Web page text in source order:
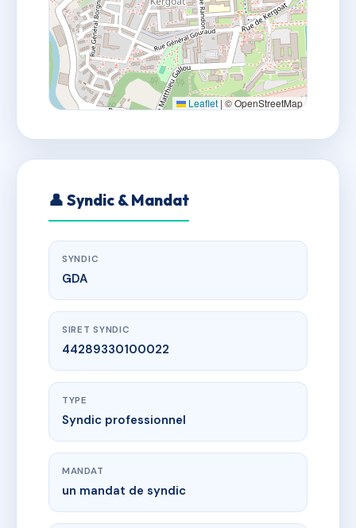
Leaflet | © OpenStreetMap
👤 Syndic & Mandat
SYNDIC
GDA
SIRET SYNDIC
44289330100022
TYPE
Syndic professionnel
MANDAT
un mandat de syndic